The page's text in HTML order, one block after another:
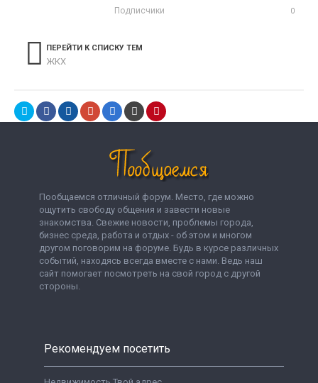
Подписчики 0
ПЕРЕЙТИ К СПИСКУ ТЕМ
ЖКХ
Пообщаемся отличный форум. Место, где можно
ощутить свободу общения и завести новые
знакомства. Свежие новости, проблемы города,
бизнес среда, работа и отдых - об этом и многом
другом поговорим на форуме. Будь в курсе различных
событий, находясь всегда вместе с нами. Ведь наш
сайт помогает посмотреть на свой город с другой
стороны.
Рекомендуем посетить